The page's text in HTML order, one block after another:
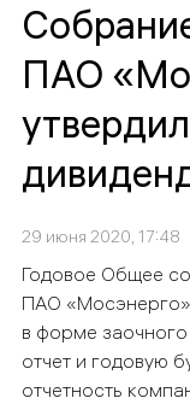
ПАО
29 июня 2020, 17:48
Годовое Общее
ПАО
в форме
отчет и годовую
отчетность